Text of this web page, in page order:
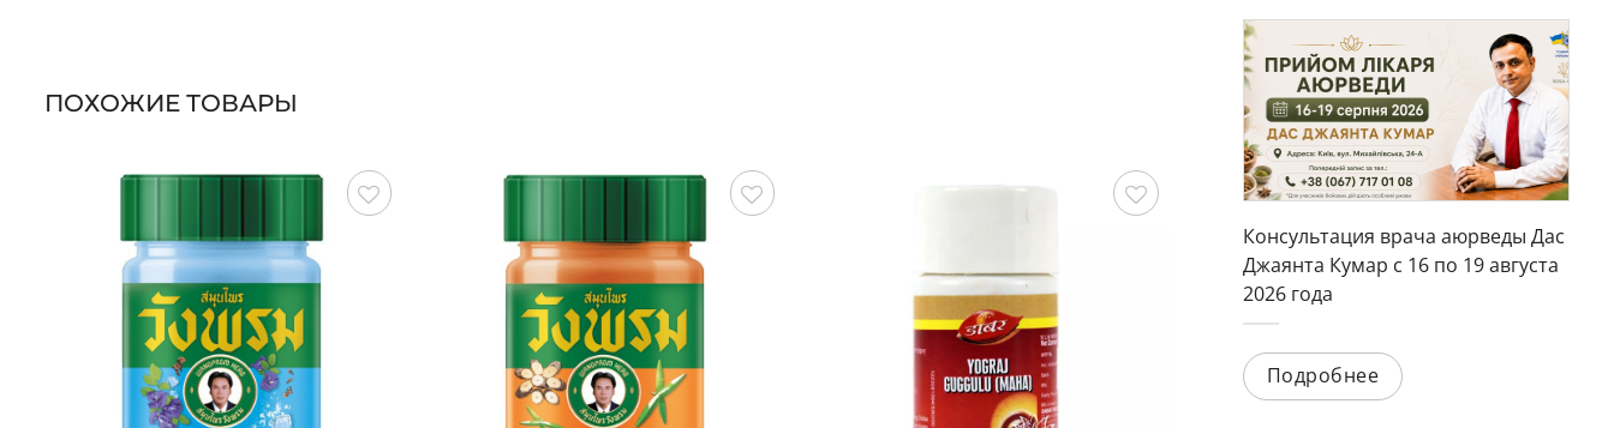
Консультация врача аюрведы Дас
Джаянта Кумар с 16 по 19 августа
2026 года
Подробнее
ПОХОЖИЕ ТОВАРЫ
Сохранить Сохранить Сохранить